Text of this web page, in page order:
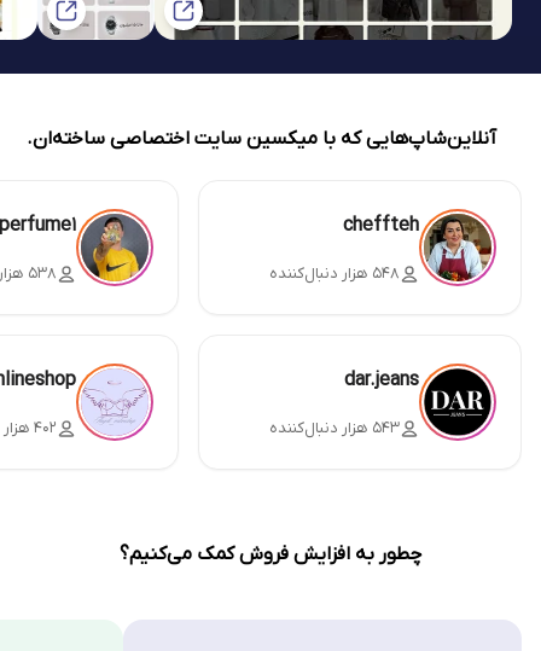
آنلاین‌شاپ‌هایی که با میکسین سایت اختصاصی ساخته‌ان.
cheffteh
۵۴۸ هزار دنبال‌کننده ۵۳۸ هزار دنبال‌کننده
dar.jeans
۵۴۳ هزار دنبال‌کننده ۴۰۲ هزار دنبال‌کننده
چطور به افزایش فروش کمک می‌کنیم؟